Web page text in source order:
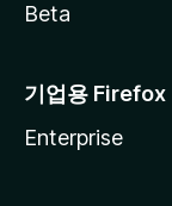
Beta
기업용 Firefox
Enterprise